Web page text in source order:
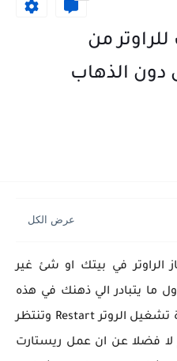
من
دون الذهاب
في بيتك او شئ غير
ما يتبادر الي ذهنك في هذه
الحالات هو ان تقوم بعمل اعادة تشغيل الروتر Restart وتنتظر
لا فضلا عن ان عمل ريستارت